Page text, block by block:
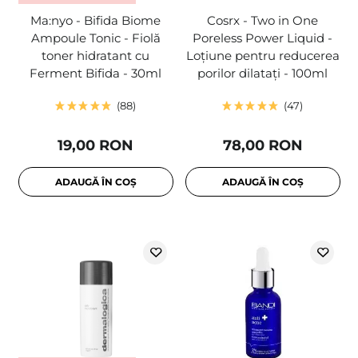
Ma:nyo - Bifida Biome
Ampoule Tonic - Fiolă
toner hidratant cu
Ferment Bifida - 30ml
88
19,00 RON
ADAUGĂ ÎN COȘ
Cosrx - Two in One
Poreless Power Liquid -
Loțiune pentru reducerea
porilor dilatați - 100ml
47
78,00 RON
ADAUGĂ ÎN COȘ